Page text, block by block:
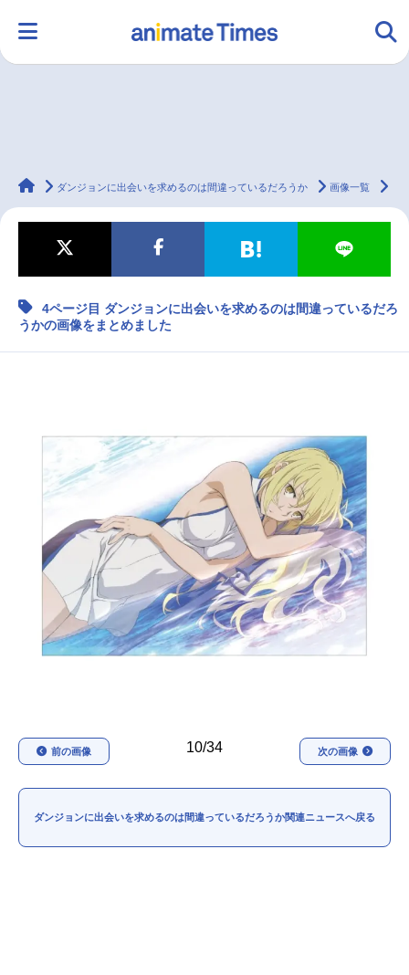
ラジオ みんなの声 グッズ 映画
マンガ・ラノベ ゲーム・アプリ 音楽 コスプレ
2.5次元 配信・Vtuber
アニメ映画一覧 実写化映画一覧
今期アニメ曜日別一覧
夏アニメ
秋アニメ 冬アニメ
男性声優/女性声優一覧
FOLLOW US
animateTimes
ダンジョンに出会いを求めるのは間違っているだろうか 画像一覧
4ページ目 ダンジョンに出会いを求めるのは間違っているだろ
うかの画像をまとめました
10/34
前の画像 次の画像
ダンジョンに出会いを求めるのは間違っているだろうか関連ニュースへ戻る